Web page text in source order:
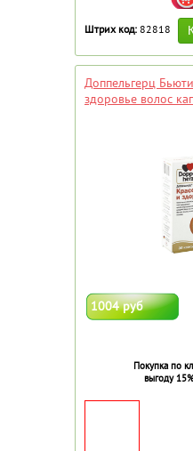
Штрих код: 82818
Доппельгерц
здоровье волос
1004 руб
Покупка по
выгоду